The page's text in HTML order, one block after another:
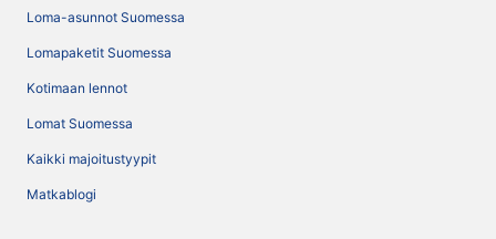
Loma-asunnot Suomessa
Lomapaketit Suomessa
Kotimaan lennot
Lomat Suomessa
Kaikki majoitustyypit
Matkablogi